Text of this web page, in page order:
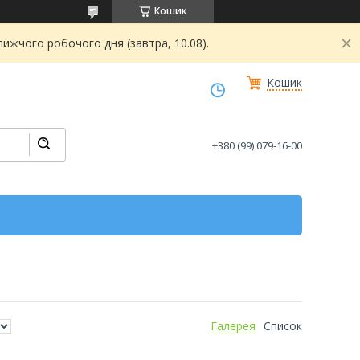
Кошик
робочого дня (завтра, 10.08).
Кошик
+380 (99) 079-16-00
Галерея Список